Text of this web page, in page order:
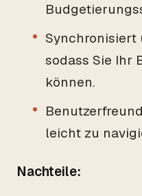
Synchronisiert
sodass Sie Ihr
können.
leicht zu
Nachteile: